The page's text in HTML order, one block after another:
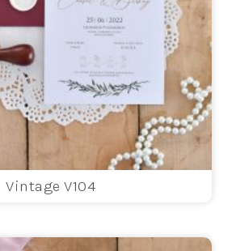
Vintage V104